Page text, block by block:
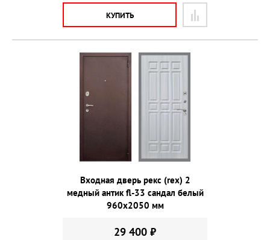
КУПИТЬ
Входная дверь рекс (rex) 2
медный антик fl-33 сандал белый
960х2050 мм
29 400 ₽